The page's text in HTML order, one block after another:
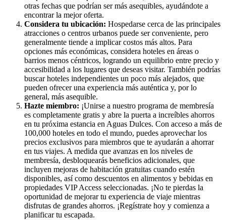
otras fechas que podrían ser más asequibles, ayudándote a
encontrar la mejor oferta.
Considera tu ubicación: Hospedarse cerca de las principales
atracciones o centros urbanos puede ser conveniente, pero
generalmente tiende a implicar costos más altos. Para
opciones más económicas, considera hoteles en áreas o
barrios menos céntricos, logrando un equilibrio entre precio y
accesibilidad a los lugares que deseas visitar. También podrías
buscar hoteles independientes un poco más alejados, que
pueden ofrecer una experiencia más auténtica y, por lo
general, más asequible.
Hazte miembro: ¡Unirse a nuestro programa de membresía
es completamente gratis y abre la puerta a increíbles ahorros
en tu próxima estancia en Aguas Dulces. Con acceso a más de
100,000 hoteles en todo el mundo, puedes aprovechar los
precios exclusivos para miembros que te ayudarán a ahorrar
en tus viajes. A medida que avanzas en los niveles de
membresía, desbloquearás beneficios adicionales, que
incluyen mejoras de habitación gratuitas cuando estén
disponibles, así como descuentos en alimentos y bebidas en
propiedades VIP Access seleccionadas. ¡No te pierdas la
oportunidad de mejorar tu experiencia de viaje mientras
disfrutas de grandes ahorros. ¡Regístrate hoy y comienza a
planificar tu escapada.